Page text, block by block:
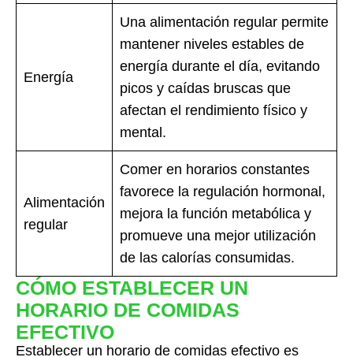
Energía
Una alimentación regular permite
mantener niveles estables de
energía durante el día, evitando
picos y caídas bruscas que
afectan el rendimiento físico y
mental.
Alimentación
regular
Comer en horarios constantes
favorece la regulación hormonal,
mejora la función metabólica y
promueve una mejor utilización
de las calorías consumidas.
CÓMO ESTABLECER UN
HORARIO DE COMIDAS
EFECTIVO
Establecer un horario de comidas efectivo es